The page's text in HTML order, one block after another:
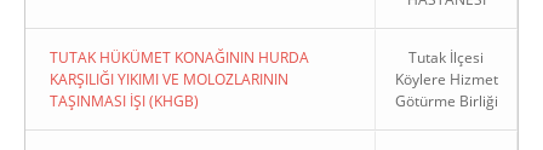
TUTAK HÜKÜMET KONAĞININ HURDA
KARŞILIĞI YIKIMI VE MOLOZLARININ
TAŞINMASI İŞI (KHGB)
Tutak İlçesi
Köylere Hizmet
Götürme Birliği